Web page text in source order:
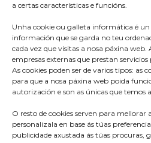
a certas características e funcións.
Unha cookie ou galleta informática é
información que se garda no teu
cada vez que visitas a nosa páxina web.
empresas externas que prestan
As cookies poden ser de varios tipos: as
para que a nosa páxina web poida
autorización e son as únicas que temos
O resto de cookies serven para mellorar
personalizala en base ás túas
publicidade axustada ás túas procuras,
Praza do Concello
Telf: 986570165
info@aestrada.gal